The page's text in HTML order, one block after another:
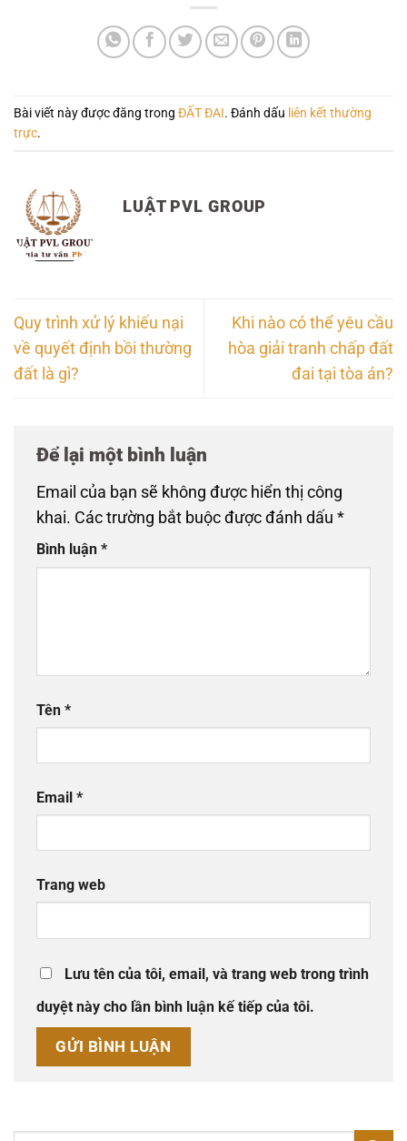
Bài viết này được đăng trong ĐẤT ĐAI. Đánh dấu liên kết thường
trực.
LUẬT PVL GROUP
Quy trình xử lý khiếu nại
về quyết định bồi thường
đất là gì?
Khi nào có thể yêu cầu
hòa giải tranh chấp đất
đai tại tòa án?
Để lại một bình luận
Email của bạn sẽ không được hiển thị công
khai. Các trường bắt buộc được đánh dấu *
Bình luận *
Tên *
Email *
Trang web
Lưu tên của tôi, email, và trang web trong trình
duyệt này cho lần bình luận kế tiếp của tôi.